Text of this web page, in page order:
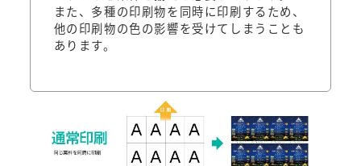
また、多種の印刷物を同時に印刷するため、
他の印刷物の色の影響を受けてしまうことも
あります。